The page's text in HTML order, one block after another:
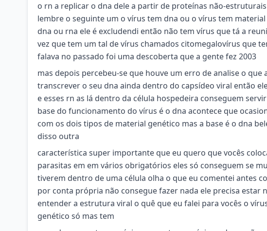
o rn a replicar o dna dele a partir de proteínas não-
lembre o seguinte um o vírus tem dna ou o vírus tem
dna ou rna ele é excludendi então não tem vírus que tá a
vez que tem um tal de vírus chamados citomegalovírus que
falava no passado foi uma descoberta que a gente fez 2003
mas depois percebeu-se que houve um erro de analise o
transcrever o seu dna ainda dentro do capsídeo viral então
e esses rn as lá dentro da célula hospedeira conseguem
base do funcionamento do vírus é o dna acontece que
com os dois tipos de material genético mas a base é o dna
disso outra
característica super importante que eu quero que vocês
parasitas em em vários obrigatórios eles só conseguem se
tiverem dentro de uma célula olha o que eu comentei antes
por conta própria não consegue fazer nada ele precisa estar
entender a estrutura viral o quê que eu falei para vocês o
genético só mas tem